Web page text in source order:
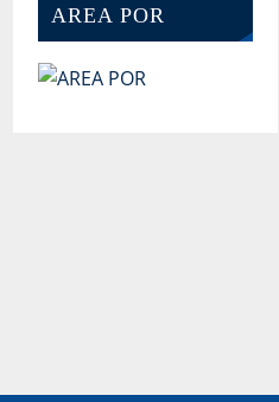
AREA POR